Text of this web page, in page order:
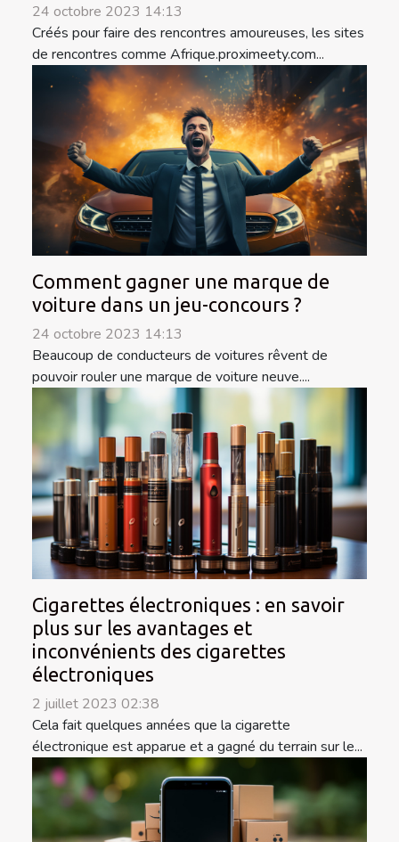
24 octobre 2023 14:13
Créés pour faire des rencontres amoureuses, les sites
de rencontres comme Afrique.proximeety.com...
Comment gagner une marque de
voiture dans un jeu-concours ?
24 octobre 2023 14:13
Beaucoup de conducteurs de voitures rêvent de
pouvoir rouler une marque de voiture neuve....
Cigarettes électroniques : en savoir
plus sur les avantages et
inconvénients des cigarettes
électroniques
2 juillet 2023 02:38
Cela fait quelques années que la cigarette
électronique est apparue et a gagné du terrain sur le...